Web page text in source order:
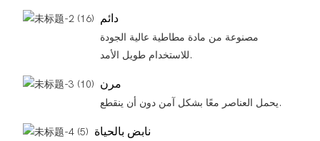
دائم
مصنوعة من مادة مطاطية عالية الجودة
للاستخدام طويل الأمد.
مرن
يحمل العناصر معًا بشكل آمن دون أن ينقطع.
نابض بالحياة